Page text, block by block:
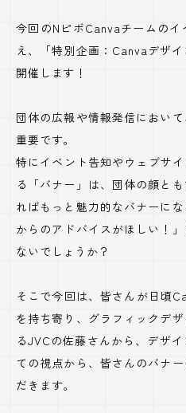
今回のNピボCanvaチームの
え、「特別企画：Canvaデザ
開催します！
団体の広報や情報発信におい
重要です。
特にイベント告知やウェブサ
る「バナー」は、団体の顔と
ればもっと魅力的なバナーに
からのアドバイスがほしい！
ないでしょうか？
そこで今回は、皆さんが日頃
を持ち寄り、グラフィックデ
るJVCの佐藤さんから、デザ
ての視点から、皆さんのバナ
だきます。